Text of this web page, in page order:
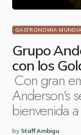
GASTRONOMIA
Grupo
con los
Con gran
Anderson’s
bienvenida
by Staff Ambigu